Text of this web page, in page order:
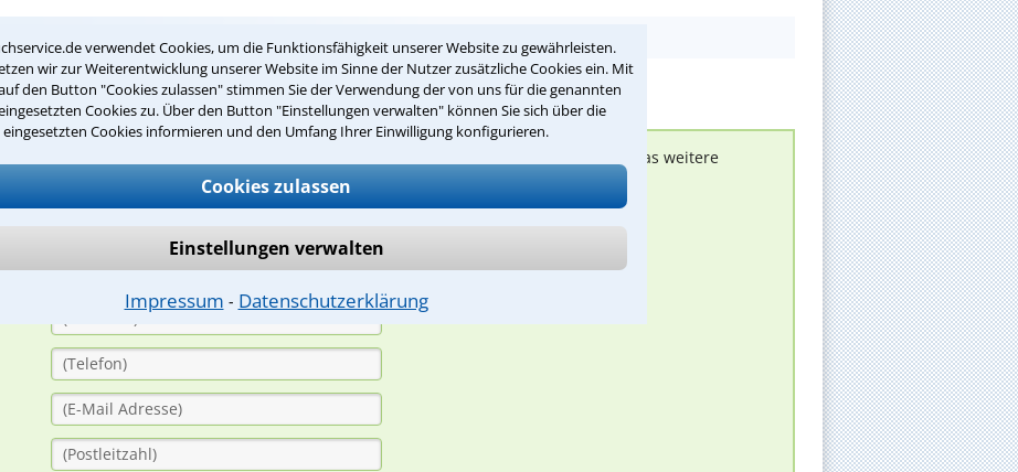
verwendet Cookies, um die Funktionsfähigkeit unserer Website zu gewährleisten.
wir zur Weiterentwicklung unserer Website im Sinne der Nutzer zusätzliche Cookies ein. Mit
den Button "Cookies zulassen" stimmen Sie der Verwendung der von uns für die genannten
Cookies zu. Über den Button "Einstellungen verwalten" können Sie sich über die
eingesetzten Cookies informieren und den Umfang Ihrer Einwilligung konfigurieren.
Cookies zulassen
Einstellungen verwalten
Impressum ⁃ Datenschutzerklärung
Anschließend werden sich spezialisierte Rechtsanwälte bei Ihnen melden, um das weitere
durch einen Anwalt ist für Sie kostenlos.